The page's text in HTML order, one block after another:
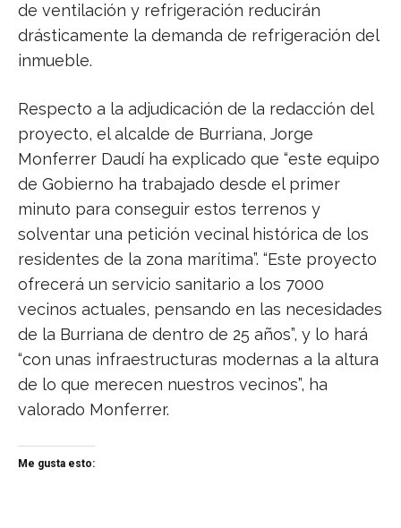
de ventilación y refrigeración reducirán
drásticamente la demanda de refrigeración del
inmueble.
Respecto a la adjudicación de la redacción del
proyecto, el alcalde de Burriana, Jorge
Monferrer Daudí ha explicado que “este equipo
de Gobierno ha trabajado desde el primer
minuto para conseguir estos terrenos y
solventar una petición vecinal histórica de los
residentes de la zona marítima”. “Este proyecto
ofrecerá un servicio sanitario a los 7000
vecinos actuales, pensando en las necesidades
de la Burriana de dentro de 25 años”, y lo hará
“con unas infraestructuras modernas a la altura
de lo que merecen nuestros vecinos”, ha
valorado Monferrer.
Me gusta esto: